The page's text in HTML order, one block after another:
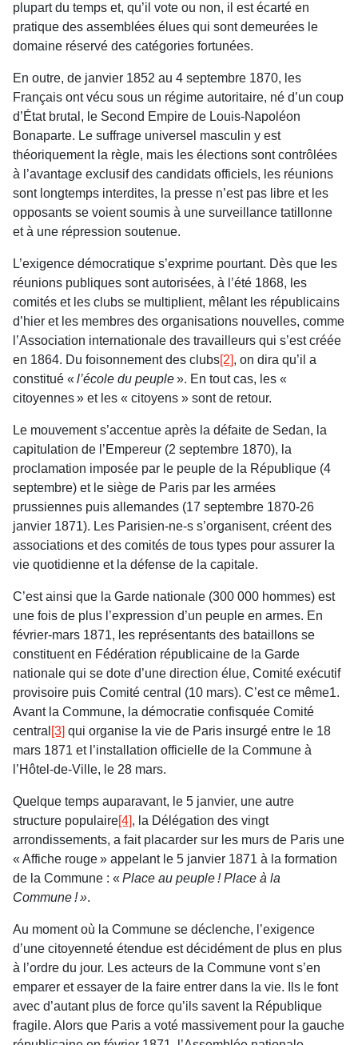
plupart du temps et, qu’il vote ou non, il est écarté en
pratique des assemblées élues qui sont demeurées le
domaine réservé des catégories fortunées.
En outre, de janvier 1852 au 4 septembre 1870, les
Français ont vécu sous un régime autoritaire, né d’un coup
d’État brutal, le Second Empire de Louis-Napoléon
Bonaparte. Le suffrage universel masculin y est
théoriquement la règle, mais les élections sont contrôlées
à l’avantage exclusif des candidats officiels, les réunions
sont longtemps interdites, la presse n’est pas libre et les
opposants se voient soumis à une surveillance tatillonne
et à une répression soutenue.
L’exigence démocratique s’exprime pourtant. Dès que les
réunions publiques sont autorisées, à l’été 1868, les
comités et les clubs se multiplient, mêlant les républicains
d’hier et les membres des organisations nouvelles, comme
l’Association internationale des travailleurs qui s’est créée
en 1864. Du foisonnement des clubs[2], on dira qu’il a
constitué « l’école du peuple». En tout cas, les «
citoyennes » et les « citoyens » sont de retour.
Le mouvement s’accentue après la défaite de Sedan, la
capitulation de l’Empereur (2 septembre 1870), la
proclamation imposée par le peuple de la République (4
septembre) et le siège de Paris par les armées
prussiennes puis allemandes (17 septembre 1870-26
janvier 1871). Les Parisien-ne-s s’organisent, créent des
associations et des comités de tous types pour assurer la
vie quotidienne et la défense de la capitale.
C’est ainsi que la Garde nationale (300 000 hommes) est
une fois de plus l’expression d’un peuple en armes. En
février-mars 1871, les représentants des bataillons se
constituent en Fédération républicaine de la Garde
nationale qui se dote d’une direction élue, Comité exécutif
provisoire puis Comité central (10 mars). C’est ce même1.
Avant la Commune, la démocratie confisquée Comité
central [3] qui organise la vie de Paris insurgé entre le 18
mars 1871 et l’installation officielle de la Commune à
l’Hôtel-de-Ville, le 28 mars.
Quelque temps auparavant, le 5 janvier, une autre
structure populaire[4], la Délégation des vingt
arrondissements, a fait placarder sur les murs de Paris une
« Affiche rouge » appelant le 5 janvier 1871 à la formation
de la Commune : « Place au peuple ! Place à la
Commune ! ».
Au moment où la Commune se déclenche, l’exigence
d’une citoyenneté étendue est décidément de plus en plus
à l’ordre du jour. Les acteurs de la Commune vont s’en
emparer et essayer de la faire entrer dans la vie. Ils le font
avec d’autant plus de force qu’ils savent la République
fragile. Alors que Paris a voté massivement pour la gauche